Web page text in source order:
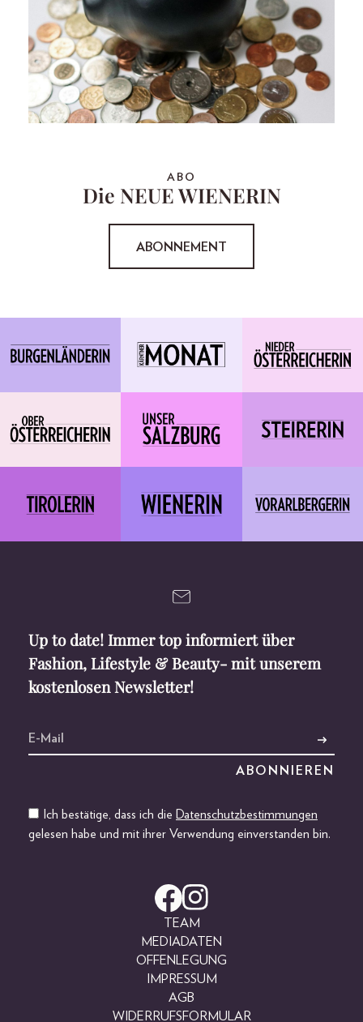
ABO
Die NEUE WIENERIN
ABONNEMENT
Up to date! Immer top informiert über
Fashion, Lifestyle & Beauty- mit unserem
kostenlosen Newsletter!
Ich bestätige, dass ich die Datenschutzbestimmungen
gelesen habe und mit ihrer Verwendung einverstanden bin.
TEAM
MEDIADATEN
OFFENLEGUNG
IMPRESSUM
AGB
WIDERRUFSFORMULAR